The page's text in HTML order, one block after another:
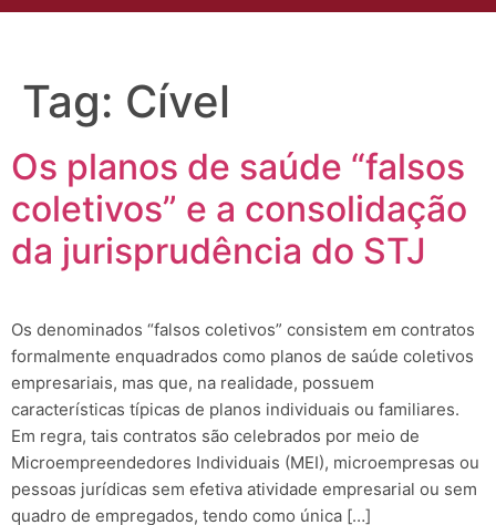
Tag: Cível
Os planos de saúde “falsos
coletivos” e a consolidação
da jurisprudência do STJ
Os denominados “falsos coletivos” consistem em contratos
formalmente enquadrados como planos de saúde coletivos
empresariais, mas que, na realidade, possuem
características típicas de planos individuais ou familiares.
Em regra, tais contratos são celebrados por meio de
Microempreendedores Individuais (MEI), microempresas ou
pessoas jurídicas sem efetiva atividade empresarial ou sem
quadro de empregados, tendo como única […]